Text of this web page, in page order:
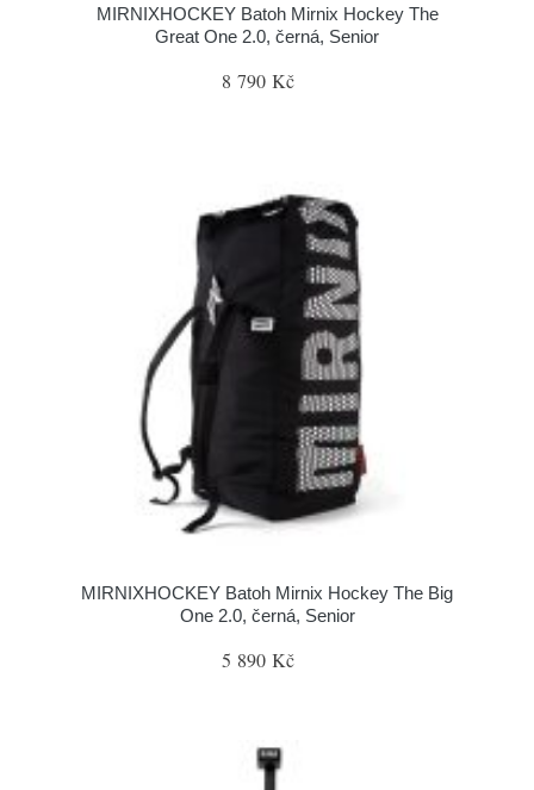
MIRNIXHOCKEY Batoh Mirnix Hockey The
Great One 2.0, černá, Senior
8 790 Kč
MIRNIXHOCKEY Batoh Mirnix Hockey The Big
One 2.0, černá, Senior
5 890 Kč